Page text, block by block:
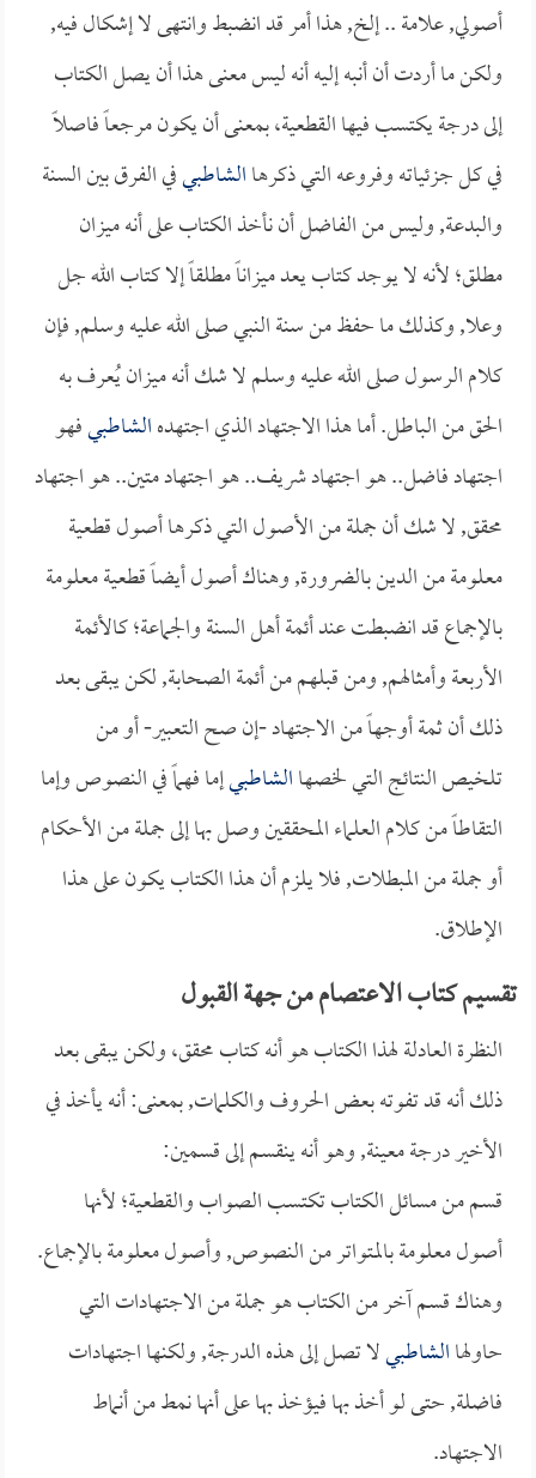
أصولي, علامة .. إلخ, هذا أمر قد انضبط وانتهى لا إشكال فيه,
ولكن ما أردت أن أنبه إليه أنه ليس معنى هذا أن يصل الكتاب
إلى درجة يكتسب فيها القطعية، بمعنى أن يكون مرجعاً فاصلاً
في كل جزئياته وفروعه التي ذكرهاالشاطبيفي الفرق بين السنة
والبدعة, وليس من الفاضل أن نأخذ الكتاب على أنه ميزان
مطلق؛ لأنه لا يوجد كتاب يعد ميزاناً مطلقاً إلا كتاب الله جل
وعلا, وكذلك ما حفظ من سنة النبي صلى الله عليه وسلم, فإن
كلام الرسول صلى الله عليه وسلم لا شك أنه ميزان يُعرف به
الحق من الباطل. أما هذا الاجتهاد الذي اجتهدهالشاطبيفهو
اجتهاد فاضل.. هو اجتهاد شريف.. هو اجتهاد متين.. هو اجتهاد
محقق, لا شك أن جملة من الأصول التي ذكرها أصول قطعية
معلومة من الدين بالضرورة, وهناك أصول أيضاً قطعية معلومة
بالإجماع قد انضبطت عند أئمة أهل السنة والجماعة؛ كالأئمة
الأربعة وأمثالهم, ومن قبلهم من أئمة الصحابة, لكن يبقى بعد
ذلك أن ثمة أوجهاً من الاجتهاد -إن صح التعبير- أو من
تلخيص النتائج التي لخصهاالشاطبيإما فهماً في النصوص وإما
التقاطاً من كلام العلماء المحققين وصل بها إلى جملة من الأحكام
أو جملة من المبطلات, فلا يلزم أن هذا الكتاب يكون على هذا
الإطلاق.
تقسيم كتاب الاعتصام من جهة القبول
النظرة العادلة لهذا الكتاب هو أنه كتاب محقق، ولكن يبقى بعد
ذلك أنه قد تفوته بعض الحروف والكلمات, بمعنى: أنه يأخذ في
الأخير درجة معينة, وهو أنه ينقسم إلى قسمين:
قسم من مسائل الكتاب تكتسب الصواب والقطعية؛ لأنها
أصول معلومة بالمتواتر من النصوص, وأصول معلومة بالإجماع.
وهناك قسم آخر من الكتاب هو جملة من الاجتهادات التي
حاولهاالشاطبيلا تصل إلى هذه الدرجة, ولكنها اجتهادات
فاضلة, حتى لو أخذ بها فيؤخذ بها على أنها نمط من أنماط
الاجتهاد.